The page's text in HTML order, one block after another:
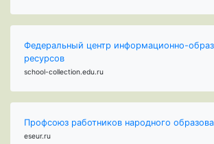
Федеральный центр информационно-
ресурсов
school-collection.edu.ru
Профсоюз работников народного
eseur.ru